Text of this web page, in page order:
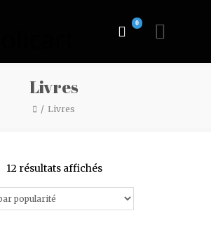
0
Livres
Livres
12 résultats affichésTrié
par
popularité